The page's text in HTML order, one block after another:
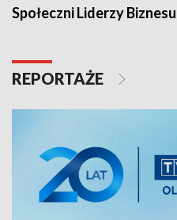
Społeczni Liderzy Biznesu
REPORTAŻE